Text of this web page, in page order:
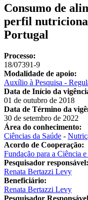
Consumo de
perfil
Portugal
Processo:
18/07391-9
Modalidade de apoio:
Auxílio à Pesquisa -
Data de Início da
01 de outubro de 2018
Data de Término da
30 de setembro de 2022
Área do conhecimento:
Ciências da Saúde -
Acordo de Cooperação:
Fundação para a Ciência
Pesquisador responsável:
Renata Bertazzi Levy
Beneficiário:
Renata Bertazzi Levy
Pesquisador